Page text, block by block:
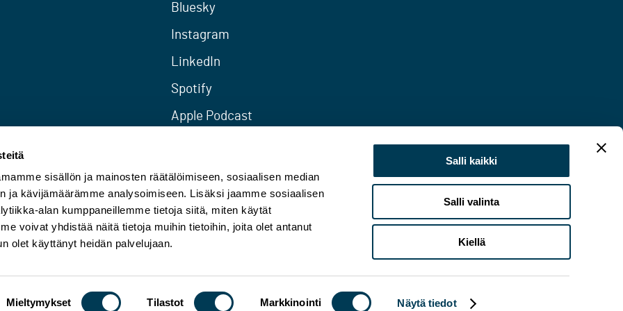
sisällön ja mainosten räätälöimiseen, sosiaalisen median
ja kävijämäärämme analysoimiseen. Lisäksi jaamme sosiaalisen
alan kumppaneillemme tietoja siitä, miten käytät
voivat yhdistää näitä tietoja muihin tietoihin, joita olet antanut
olet käyttänyt heidän palvelujaan.
Mieltymykset Tilastot Markkinointi Näytä tiedot
Salli kaikki
Salli valinta
Kiellä
Bluesky
Instagram
LinkedIn
Spotify
Apple Podcast